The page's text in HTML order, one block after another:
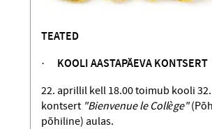
TEATED
​· KOOLI AASTAPÄEVA KONTSERT
22. aprillil kell 18.00 toimub kooli
kontsert "Bienvenue le Collège"
põhiline) aulas.